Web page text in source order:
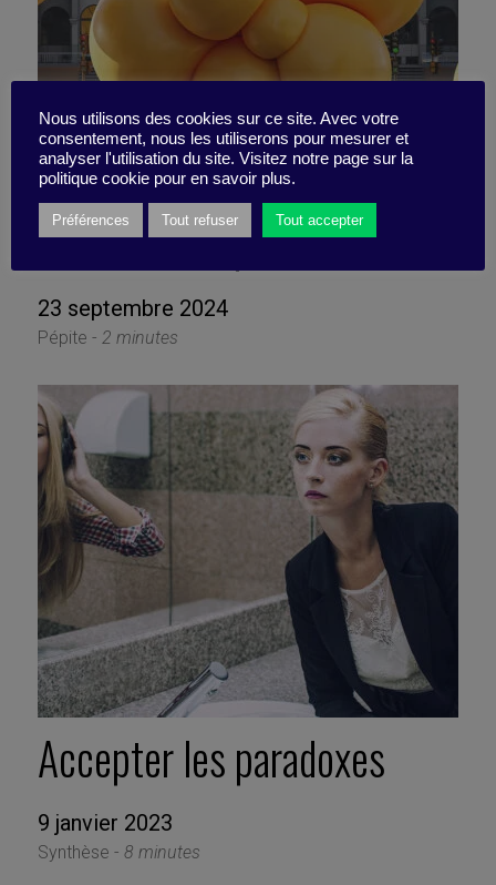
Ce qui vous bloque…Est-ce
vraiment bloquant ?
23 septembre 2024
Pépite - 2 minutes
Accepter les paradoxes
9 janvier 2023
Synthèse - 8 minutes
Nous utilisons des cookies sur ce site. Avec votre
consentement, nous les utiliserons pour mesurer et
analyser l'utilisation du site. Visitez notre page sur la
politique cookie pour en savoir plus.
Préférences Tout refuser Tout accepter